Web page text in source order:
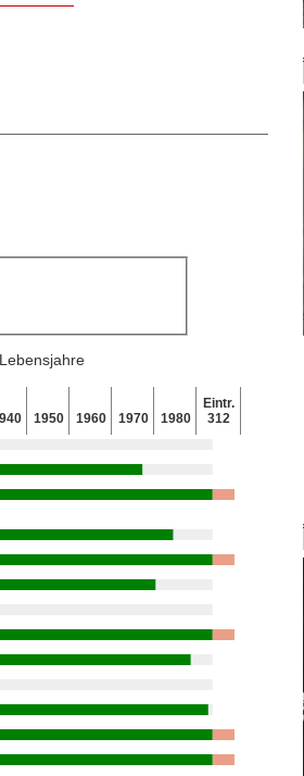
1950 1960 1970 1980
Eintr.
312